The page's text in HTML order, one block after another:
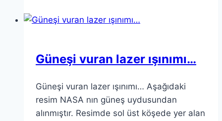
Güneşi vuran lazer ışınımı…
Güneşi vuran lazer ışınımı… Aşağıdaki
resim NASA nın güneş uydusundan
alınmıştır. Resimde sol üst köşede yer alan